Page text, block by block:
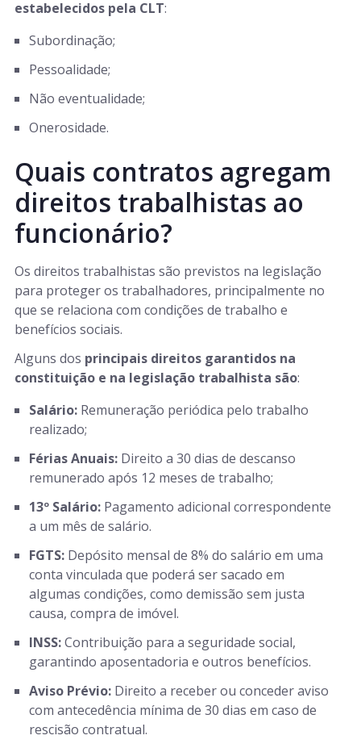
estabelecidos pela CLT:
Subordinação;
Pessoalidade;
Não eventualidade;
Onerosidade.
Quais contratos agregam
direitos trabalhistas ao
funcionário?
Os direitos trabalhistas são previstos na legislação
para proteger os trabalhadores, principalmente no
que se relaciona com condições de trabalho e
benefícios sociais.
Alguns dos principais direitos garantidos na
constituição e na legislação trabalhista são:
Salário: Remuneração periódica pelo trabalho
realizado;
Férias Anuais: Direito a 30 dias de descanso
remunerado após 12 meses de trabalho;
13º Salário: Pagamento adicional correspondente
a um mês de salário.
FGTS: Depósito mensal de 8% do salário em uma
conta vinculada que poderá ser sacado em
algumas condições, como demissão sem justa
causa, compra de imóvel.
INSS:Contribuição para a seguridade social,
garantindo aposentadoria e outros benefícios.
Aviso Prévio: Direito a receber ou conceder aviso
com antecedência mínima de 30 dias em caso de
rescisão contratual.